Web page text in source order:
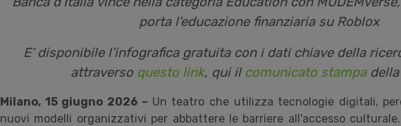
porta l'educazione finanziaria su Roblox
E’ disponibile l’infografica gratuita con i dati chiave della
attraverso questo link, qui il comunicato stampa
Milano, 15 giugno 2026 – Un teatro che utilizza tecnologie digitali,
nuovi modelli organizzativi per abbattere le barriere all'accesso